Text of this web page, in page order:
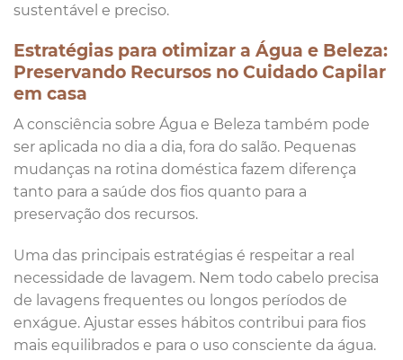
sustentável e preciso.
Estratégias para otimizar a Água e Beleza:
Preservando Recursos no Cuidado Capilar
em casa
A consciência sobre Água e Beleza também pode
ser aplicada no dia a dia, fora do salão. Pequenas
mudanças na rotina doméstica fazem diferença
tanto para a saúde dos fios quanto para a
preservação dos recursos.
Uma das principais estratégias é respeitar a real
necessidade de lavagem. Nem todo cabelo precisa
de lavagens frequentes ou longos períodos de
enxágue. Ajustar esses hábitos contribui para fios
mais equilibrados e para o uso consciente da água.